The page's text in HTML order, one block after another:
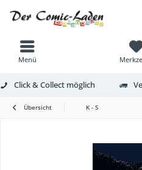
Menü
Click & Collect möglich
Übersicht K - S